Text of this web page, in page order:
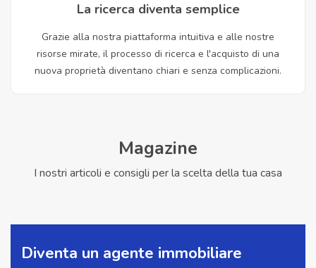
La ricerca diventa semplice
Grazie alla nostra piattaforma intuitiva e alle nostre
risorse mirate, il processo di ricerca e l'acquisto di una
nuova proprietà diventano chiari e senza complicazioni.
Magazine
I nostri articoli e consigli per la scelta della tua casa
Diventa un agente immobiliare